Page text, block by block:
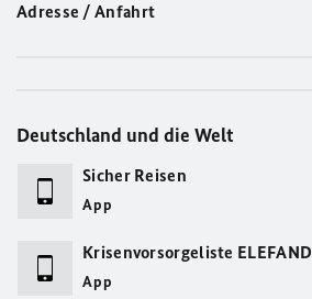
Adresse / Anfahrt
Deutschland und die Welt
Sicher Reisen
App
Krisenvorsorgeliste ELEFAND
App